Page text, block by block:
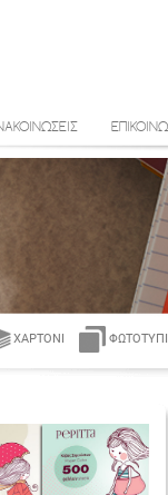
ΧΑΡΤΌΝΙ